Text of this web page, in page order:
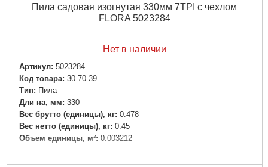
Пила садовая изогнутая 330мм 7TPI с чехлом
FLORA 5023284
Нет в наличии
Артикул: 5023284
Код товара: 30.70.39
Tип: Пила
Дли на, мм: 330
Вес брутто (единицы), кг: 0.478
Вес нетто (единицы), кг: 0.45
Объем единицы, м³: 0.003212
Подробнее...